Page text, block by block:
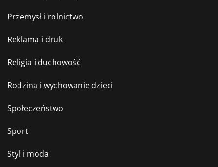
Przemysł i rolnictwo
Reklama i druk
Religia i duchowość
Rodzina i wychowanie dzieci
Społeczeństwo
Sport
Styl i moda